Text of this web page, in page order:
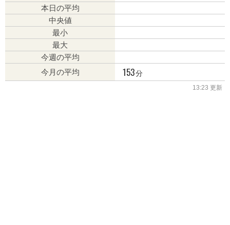
本日の平均
中央値
最小
最大
今週の平均
今月の平均
153分
13:23 更新